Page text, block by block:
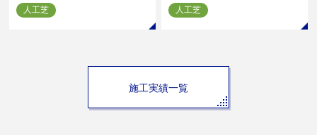
人工芝 人工芝
施工実績一覧